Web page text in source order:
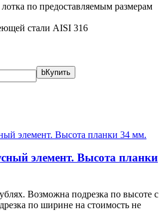
по предоставляемым размерам
стали AISI 316
bКупить
элемент. Высота планки
Возможна подрезка по высоте с
по ширине на стоимость не